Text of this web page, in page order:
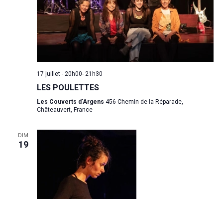
17 juillet - 20h00- 21h30
LES POULETTES
Les Couverts d'Argens 456 Chemin de la Réparade,
Châteauvert, France
DIM
19